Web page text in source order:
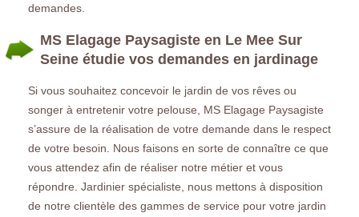
demandes.
MS Elagage Paysagiste en Le Mee Sur
Seine étudie vos demandes en jardinage
Si vous souhaitez concevoir le jardin de vos rêves ou
songer à entretenir votre pelouse, MS Elagage Paysagiste
s’assure de la réalisation de votre demande dans le respect
de votre besoin. Nous faisons en sorte de connaître ce que
vous attendez afin de réaliser notre métier et vous
répondre. Jardinier spécialiste, nous mettons à disposition
de notre clientèle des gammes de service pour votre jardin